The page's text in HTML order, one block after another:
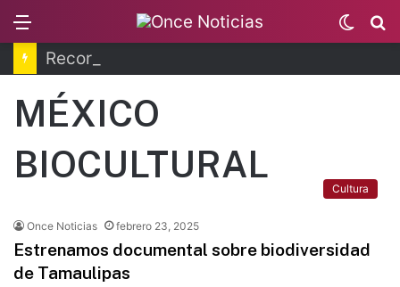
Switch
skin
MÉXICO
BIOCULTURAL
Cultura
Once Noticias febrero 23, 2025
Estrenamos documental sobre biodiversidad
de Tamaulipas